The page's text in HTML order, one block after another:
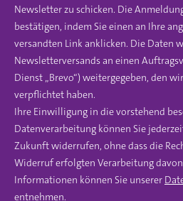
Newsletter zu schicken. Die
bestätigen, indem Sie einen an Ihre
versandten Link anklicken. Die Daten
Newsletterversands an einen
Dienst „Brevo“) weitergegeben, den
verpflichtet haben.
Ihre Einwilligung in die vorstehend
Datenverarbeitung können Sie
Zukunft widerrufen, ohne dass die
Widerruf erfolgten Verarbeitung
Informationen können Sie unserer
entnehmen.